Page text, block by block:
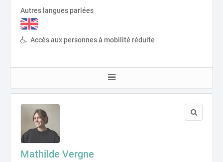
Autres langues parlées
Accès aux personnes à mobilité réduite
Mathilde Vergne